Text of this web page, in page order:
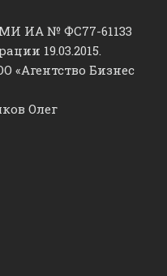
ИА № ФС77-61133
19.03.2015.
«Агентство Бизнес
Олег